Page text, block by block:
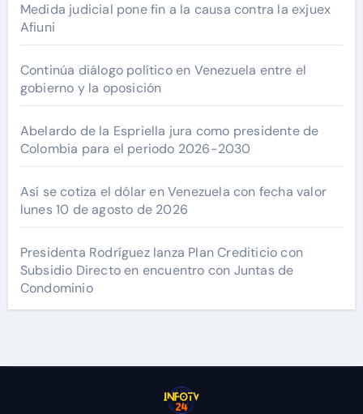
Medida judicial pone fin a la causa contra la exjuex
Afiuni
Continúa diálogo político en Venezuela entre el
gobierno y la oposición
Abelardo de la Espriella jura como presidente de
Colombia para el periodo 2026-2030
Así se cotiza el dólar en Venezuela con fecha valor
lunes 10 de agosto de 2026
Presidenta Rodríguez lanza Plan Crediticio con
Subsidio Directo en encuentro con Juntas de
Condominio